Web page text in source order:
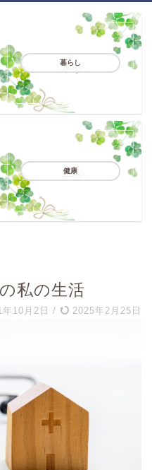
暮らし
健康
私の生活
年10月2日 / 2025年2月25日